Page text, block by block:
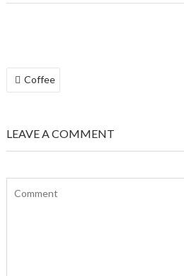
BEITRAGSNAVIGATION
Coffee
LEAVE A COMMENT